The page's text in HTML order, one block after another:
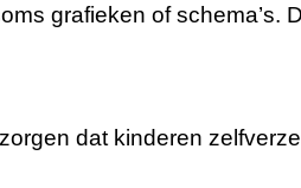
grafieken of schema’s.
dat kinderen